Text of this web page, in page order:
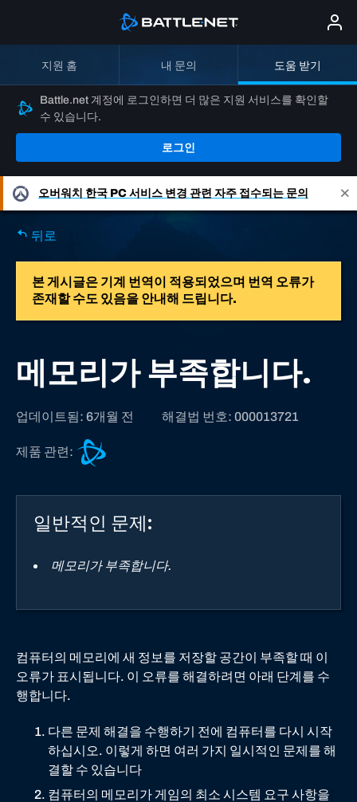
지원 홈 내 문의 도움 받기
Battle.net 계정에 로그인하면 더 많은 지원 서비스를 확인할
수 있습니다.
로그인
오버워치 한국 PC 서비스 변경 관련 자주 접수되는 문의
뒤로
본 게시글은 기계 번역이 적용되었으며 번역 오류가
존재할 수도 있음을 안내해 드립니다.
메모리가 부족합니다.
업데이트됨: 6개월 전 해결법 번호: 000013721
제품 관련:
.
객
지
일반적인 문제:
메모리가 부족합니다.
컴퓨터의 메모리에 새 정보를 저장할 공간이 부족할 때 이
오류가 표시됩니다. 이 오류를 해결하려면 아래 단계를 수
행합니다.
다른 문제 해결을 수행하기 전에 컴퓨터를 다시 시작
하십시오. 이렇게 하면 여러 가지 일시적인 문제를 해
결할 수 있습니다
컴퓨터의 메모리가 게임의 최소 시스템 요구 사항을